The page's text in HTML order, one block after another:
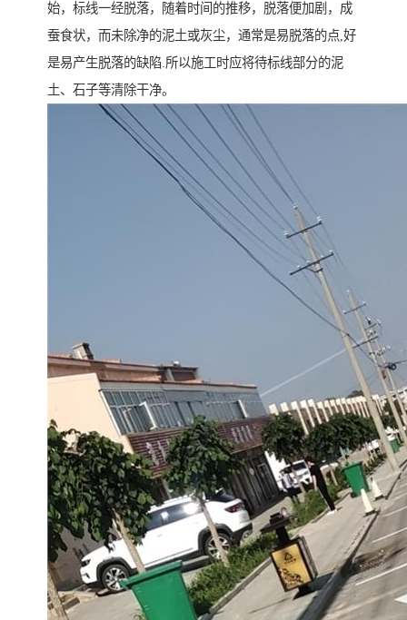
始，标线一经脱落，随着时间的推移，脱落便加剧，成
蚕食状，而未除净的泥土或灰尘，通常是易脱落的点,好
是易产生脱落的缺陷.所以施工时应将待标线部分的泥
土、石子等清除干净。